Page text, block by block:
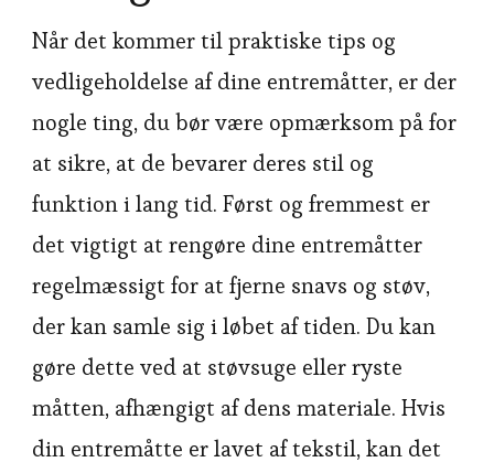
Når det kommer til praktiske tips og
vedligeholdelse af dine entremåtter, er der
nogle ting, du bør være opmærksom på for
at sikre, at de bevarer deres stil og
funktion i lang tid. Først og fremmest er
det vigtigt at rengøre dine entremåtter
regelmæssigt for at fjerne snavs og støv,
der kan samle sig i løbet af tiden. Du kan
gøre dette ved at støvsuge eller ryste
måtten, afhængigt af dens materiale. Hvis
din entremåtte er lavet af tekstil, kan det